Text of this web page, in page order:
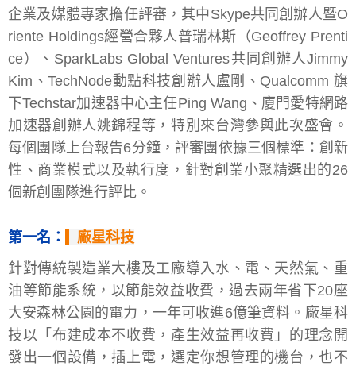
企業及媒體專家擔任評審，其中Skype共同創辦人暨O
riente Holdings經營合夥人普瑞林斯（Geoffrey Prenti
ce）、SparkLabs Global Ventures共同創辦人Jimmy
Kim、TechNode動點科技創辦人盧剛、Qualcomm 旗
下Techstar加速器中心主任Ping Wang、廈門愛特網路
加速器創辦人姚錦程等，特別來台灣參與此次盛會。
每個團隊上台報告6分鐘，評審團依據三個標準：創新
性、商業模式以及執行度，針對創業小聚精選出的26
個新創團隊進行評比。
第一名：
廠星科技
針對傳統製造業大樓及工廠導入水、電、天然氣、重
油等節能系統，以節能效益收費，過去兩年省下20座
大安森林公園的電力，一年可收進6億筆資料。廠星科
技以「布建成本不收費，產生效益再收費」的理念開
發出一個設備，插上電，選定你想管理的機台，也不